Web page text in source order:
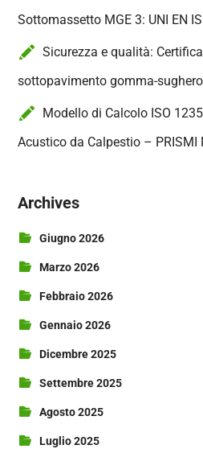
Sottomassetto MGE 3: UNI EN
Sicurezza e qualità:
sottopavimento gomma-
Modello di Calcolo ISO
Acustico da Calpestio – PRISMI
Archives
Giugno 2026
Marzo 2026
Febbraio 2026
Gennaio 2026
Dicembre 2025
Settembre 2025
Agosto 2025
Luglio 2025